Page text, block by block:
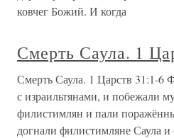
ковчег Божий. И когда
Смерть Саула. 1
Смерть Саула. 1 Царств 31:1-6
с израильтянами, и побежали
филистимлян и пали
догнали филистимляне Саула